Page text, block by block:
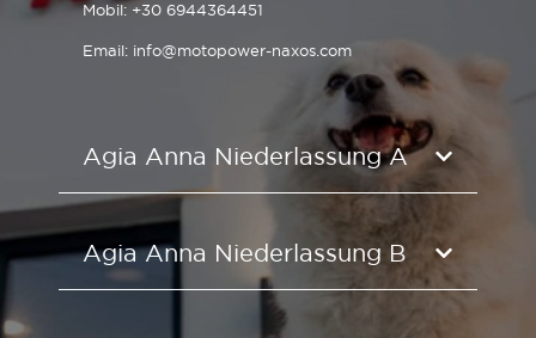
Mobil: +30 6944364451
Email: info@motopower-naxos.com
Agia Anna Niederlassung A
Agia Anna Niederlassung B